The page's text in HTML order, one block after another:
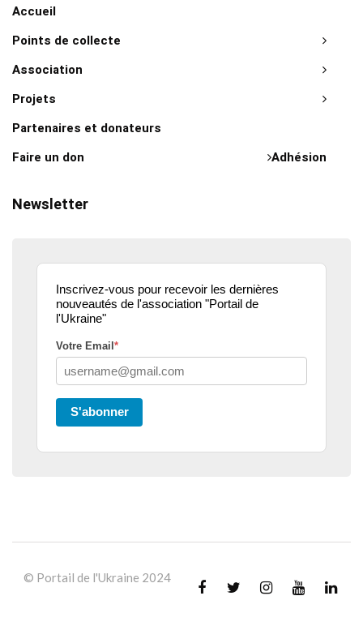
Accueil
Points de collecte
Association
Projets
Partenaires et donateurs
Adhésion
Faire un don
Newsletter
Inscrivez-vous pour recevoir les dernières
nouveautés de l'association "Portail de
l'Ukraine"
Votre Email *
S'abonner
© Portail de l'Ukraine 2024